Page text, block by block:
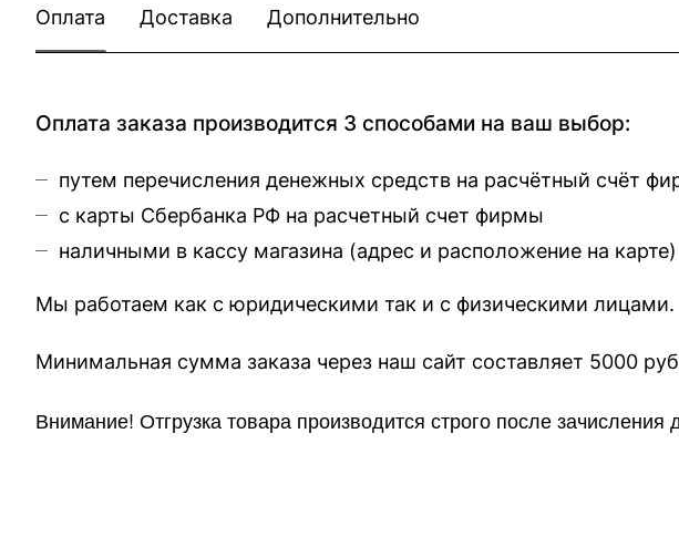
Оплата Доставка Дополнительно
Оплата заказа производится 3 способами на ваш выбор:
путем перечисления денежных средств на расчётный счёт
с карты Сбербанка РФ на расчетный счет фирмы
наличными в кассу магазина (адрес и расположение на карте)
Мы работаем как с юридическими так и с физическими лицами.
Минимальная сумма заказа через наш сайт
Внимание! Отгрузка товара производится строго после